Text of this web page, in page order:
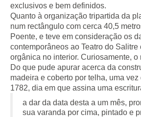
exclusivos e bem definidos.
Quanto à organização tripartida da
num rectângulo com cerca 40,5
Poente, e teve em consideração os
contemporâneos ao Teatro do
orgânica no interior. Curiosamente,
Do que pude apurar acerca da
madeira e coberto por telha, uma
1782, dia em que assina uma
a dar da data desta a um mês,
sua varanda por cima, pintado e